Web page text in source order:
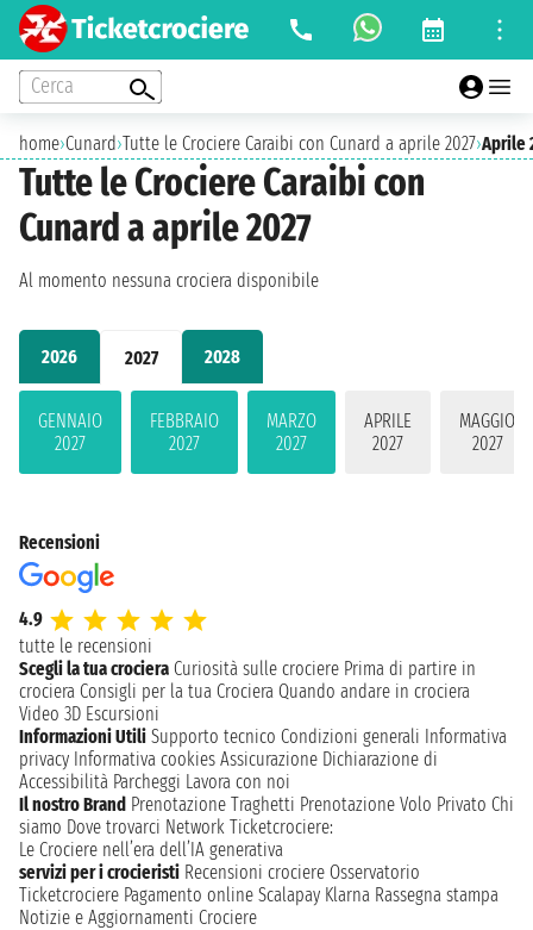
Cerca
home›Cunard›Tutte le Crociere Caraibi con Cunard a aprile 2027›Aprile
Tutte le Crociere Caraibi con
Cunard a aprile 2027
2026 2027 2028
GENNAIO
2027
FEBBRAIO
2027
MARZO
2027
APRILE
2027
MAGGIO
2027
Al momento nessuna crociera disponibile
Recensioni
4.9
tutte le recensioni
Scegli la tua crociera Curiosità sulle crociere Prima di partire in
crociera Consigli per la tua Crociera Quando andare in crociera
Video 3D Escursioni
Informazioni Utili Supporto tecnico Condizioni generali Informativa
privacy Informativa cookies Assicurazione Dichiarazione di
Accessibilità Parcheggi Lavora con noi
Il nostro Brand Prenotazione Traghetti Prenotazione Volo Privato Chi
siamo Dove trovarci Network Ticketcrociere:
Le Crociere nell’era dell’IA generativa
servizi per i crocieristi Recensioni crociere Osservatorio
Ticketcrociere Pagamento online Scalapay Klarna Rassegna stampa
Notizie e Aggiornamenti Crociere